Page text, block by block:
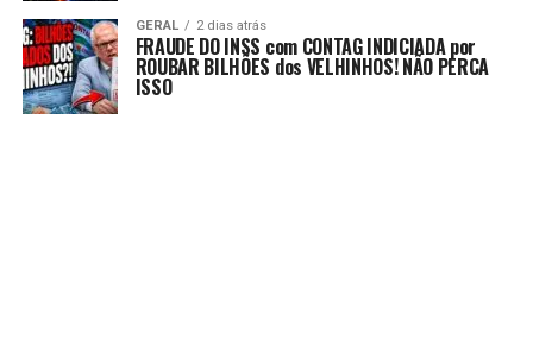
GERAL 2 dias atrás
FRAUDE DO INSS com CONTAG INDICIADA por
ROUBAR BILHÕES dos VELHINHOS! NÃO PERCA
ISSO